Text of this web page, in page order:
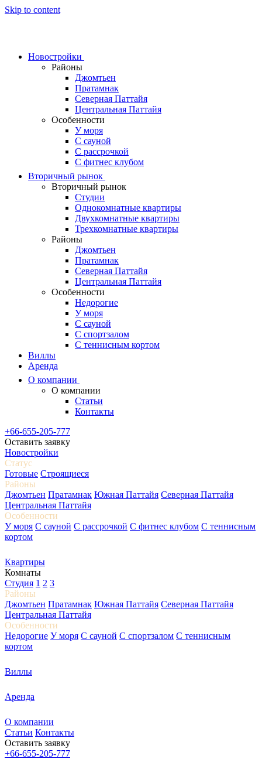
Skip to content
Новостройки
Районы
Джомтьен
Пратамнак
Северная Паттайя
Центральная Паттайя
Особенности
У моря
С сауной
С рассрочкой
С фитнес клубом
Вторичный рынок
Вторичный рынок
Студии
Однокомнатные квартиры
Двухкомнатные квартиры
Трехкомнатные квартиры
Районы
Джомтьен
Пратамнак
Северная Паттайя
Центральная Паттайя
Особенности
Недорогие
У моря
С сауной
С спортзалом
С теннисным кортом
Виллы
Аренда
О компании
О компании
Статьи
Контакты
+66-655-205-777
Оставить заявку
Новостройки
Статус
Готовые Строящиеся
Районы
Джомтьен Пратамнак Южная Паттайя Северная Паттайя
Центральная Паттайя
Особенности
У моря С сауной С рассрочкой С фитнес клубом С теннисным
кортом
Квартиры
Комнаты
Студия 1 2 3
Районы
Джомтьен Пратамнак Южная Паттайя Северная Паттайя
Центральная Паттайя
Особенности
Недорогие У моря С сауной С спортзалом С теннисным
кортом
Виллы
Аренда
О компании
Статьи Контакты
Оставить заявку
+66-655-205-777